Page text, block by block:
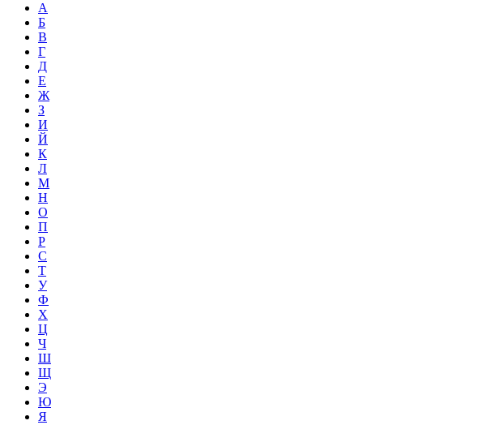
А
Б
В
Г
Д
Е
Ж
З
И
Й
К
Л
М
Н
О
П
Р
С
Т
У
Ф
Х
Ц
Ч
Ш
Щ
Э
Ю
Я